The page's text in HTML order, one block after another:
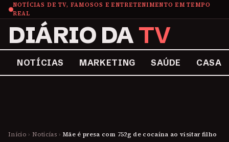
NOTÍCIAS DE TV, FAMOSOS E ENTRETENIMENTO EM TEMPO
REAL
DIÁRIO DATV
NOTÍCIAS MARKETING SAÚDE CASA
Início › Noticías › Mãe é presa com 752g de cocaína ao visitar filho